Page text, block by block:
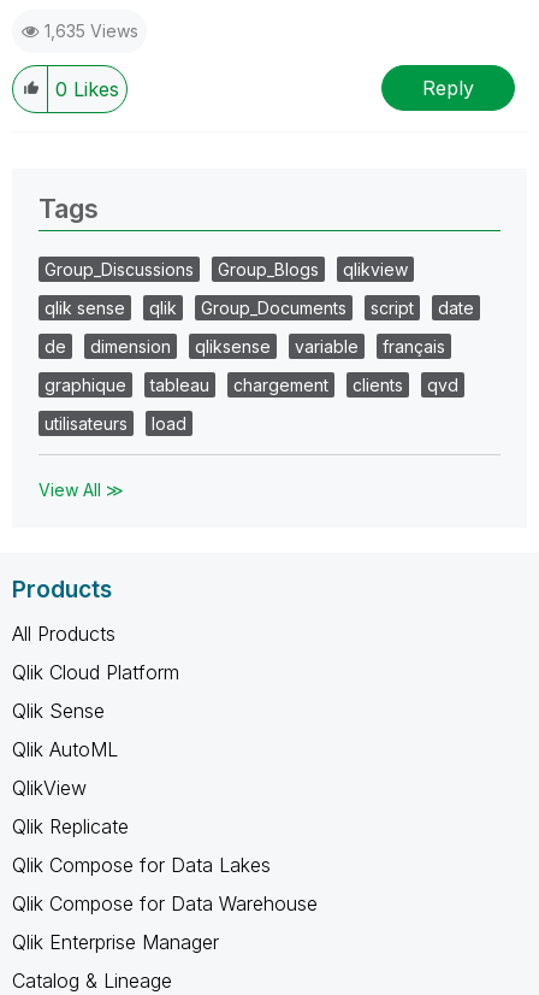
1,635 Views
0 Likes Reply
Tags
Group_Discussions Group_Blogs
qlikview
qlik sense
qlik Group_Documents script
date
de
dimension qliksense variable
français
graphique
tableau chargement clients
qvd
utilisateurs
load
View All ≫
Products
All Products
Qlik Cloud Platform
Qlik Sense
Qlik AutoML
QlikView
Qlik Replicate
Qlik Compose for Data Lakes
Qlik Compose for Data Warehouse
Qlik Enterprise Manager
Catalog & Lineage